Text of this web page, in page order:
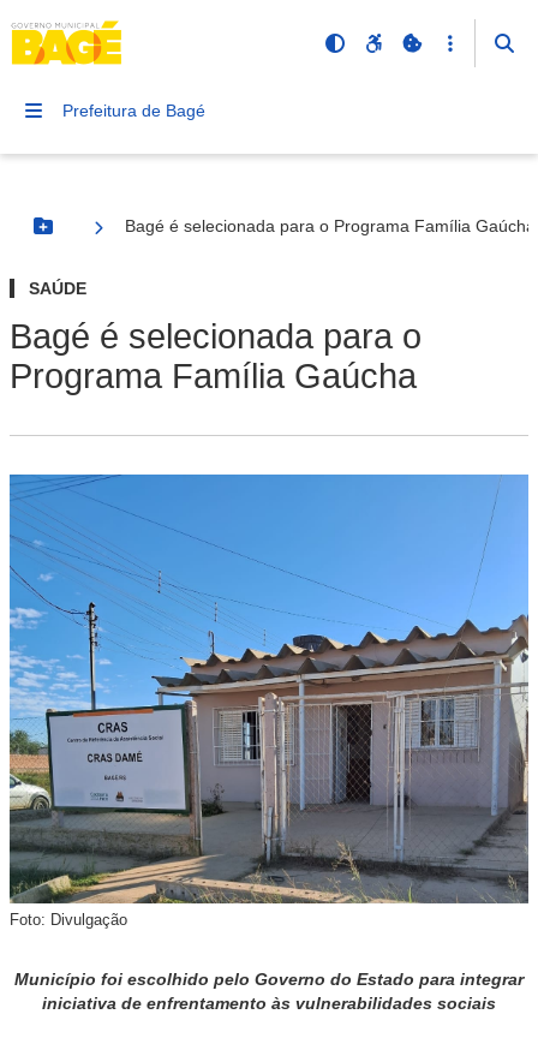
Prefeitura de Bagé
Botão Menu
Bagé é selecionada para o Programa Família Gaúcha
SAÚDE
Bagé é selecionada para o
Programa Família Gaúcha
Foto: Divulgação
Município foi escolhido pelo Governo do Estado para integrar
iniciativa de enfrentamento às vulnerabilidades sociais